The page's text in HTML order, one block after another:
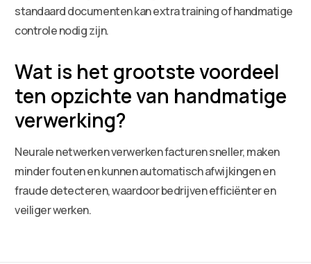
standaard documenten kan extra training of handmatige
controle nodig zijn.
Wat is het grootste voordeel
ten opzichte van handmatige
verwerking?
Neurale netwerken verwerken facturen sneller, maken
minder fouten en kunnen automatisch afwijkingen en
fraude detecteren, waardoor bedrijven efficiënter en
veiliger werken.